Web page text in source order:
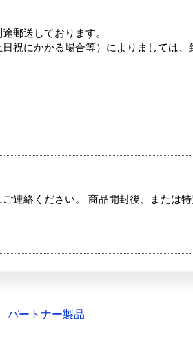
郵送しております。
祝にかかる場合等）によりましては、
連絡ください。 商品開封後、または
パートナー製品